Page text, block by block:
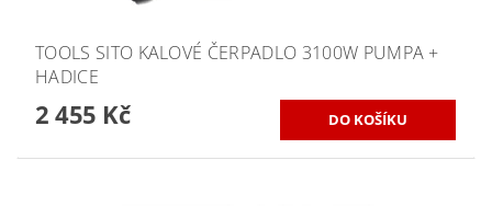
TOOLS SITO KALOVÉ ČERPADLO 3100W PUMPA +
HADICE
2 455 Kč